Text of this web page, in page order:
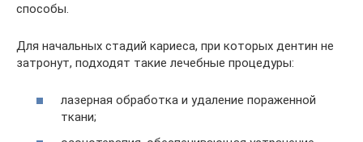
способы.
Для начальных стадий кариеса, при которых дентин не
затронут, подходят такие лечебные процедуры:
лазерная обработка и удаление пораженной
ткани;